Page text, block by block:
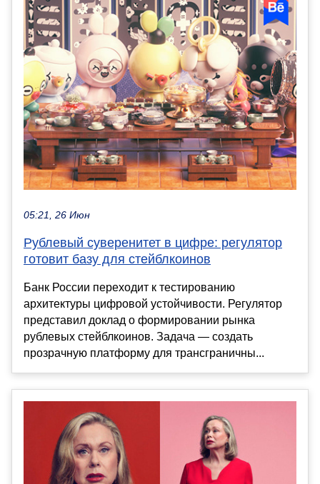
05:21, 26 Июн
Рублевый суверенитет в цифре: регулятор
готовит базу для стейблкоинов
Банк России переходит к тестированию
архитектуры цифровой устойчивости. Регулятор
представил доклад о формировании рынка
рублевых стейблкоинов. Задача — создать
прозрачную платформу для трансграничны...